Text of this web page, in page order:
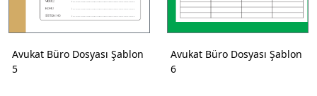
Avukat Büro Dosyası Şablon
5
Avukat Büro Dosyası Şablon
6